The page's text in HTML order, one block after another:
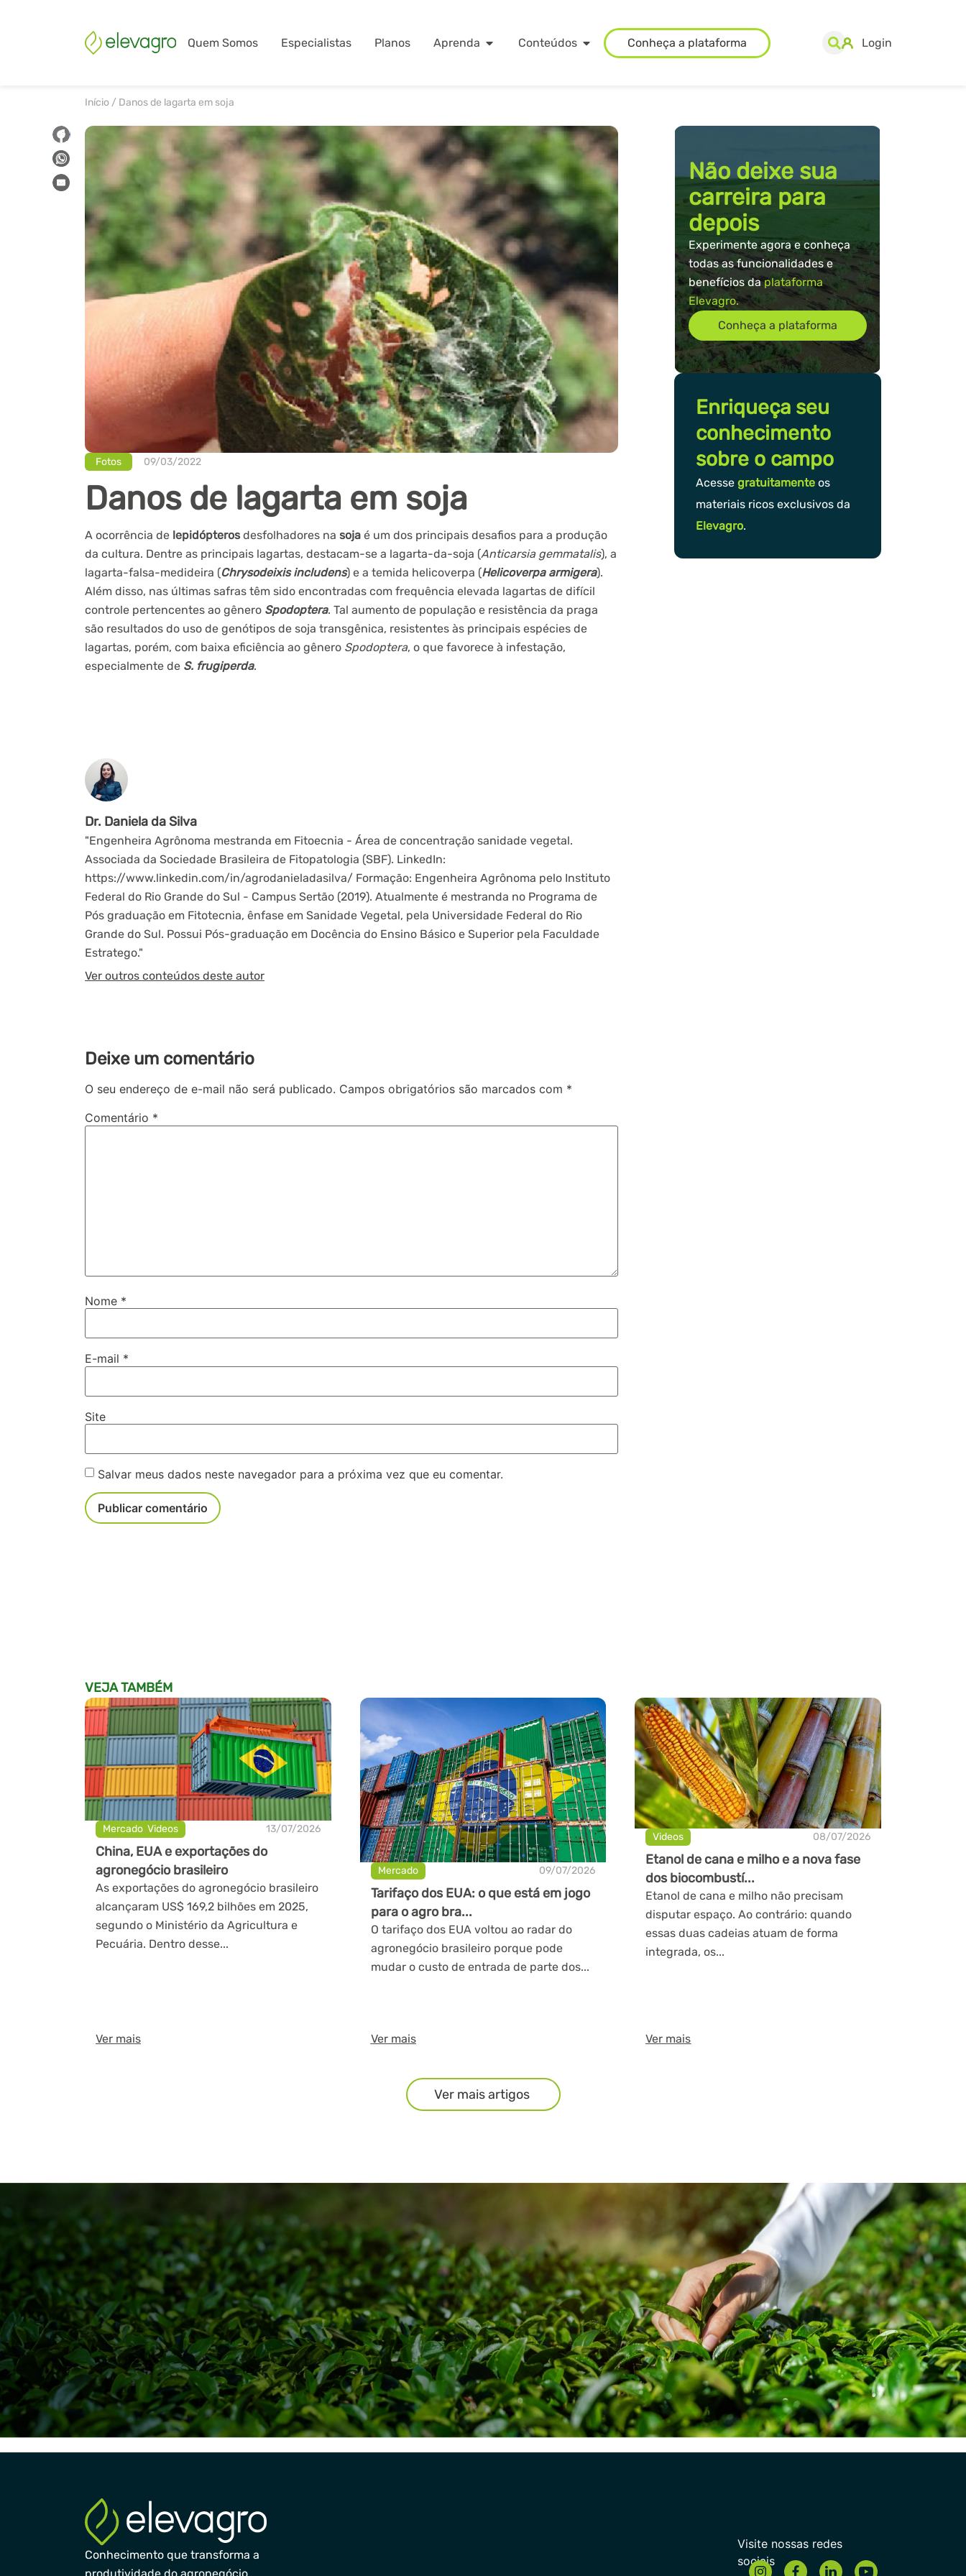
Quem Somos Especialistas Planos Aprenda Conteúdos Conheça a plataforma Login
Início / Danos de lagarta em soja
Fotos 09/03/2022
Danos de lagarta em soja
A ocorrência de lepidópteros desfolhadores na soja é um dos principais desafios para a produção
da cultura. Dentre as principais lagartas, destacam-se a lagarta-da-soja (Anticarsia gemmatalis), a
lagarta-falsa-medideira (Chrysodeixis includens) e a temida helicoverpa (Helicoverpa armigera).
Além disso, nas últimas safras têm sido encontradas com frequência elevada lagartas de difícil
controle pertencentes ao gênero Spodoptera. Tal aumento de população e resistência da praga
são resultados do uso de genótipos de soja transgênica, resistentes às principais espécies de
lagartas, porém, com baixa eficiência ao gênero Spodoptera, o que favorece à infestação,
especialmente de S. frugiperda.
Dr. Daniela da Silva
"Engenheira Agrônoma mestranda em Fitoecnia - Área de concentração sanidade vegetal.
Associada da Sociedade Brasileira de Fitopatologia (SBF). LinkedIn:
https://www.linkedin.com/in/agrodanieladasilva/ Formação: Engenheira Agrônoma pelo Instituto
Federal do Rio Grande do Sul - Campus Sertão (2019). Atualmente é mestranda no Programa de
Pós graduação em Fitotecnia, ênfase em Sanidade Vegetal, pela Universidade Federal do Rio
Grande do Sul. Possui Pós-graduação em Docência do Ensino Básico e Superior pela Faculdade
Estratego."
Ver outros conteúdos deste autor
Deixe um comentário
O seu endereço de e-mail não será publicado. Campos obrigatórios são marcados com *
Comentário *
Nome *
E-mail *
Site
Salvar meus dados neste navegador para a próxima vez que eu comentar.
Não deixe sua
carreira para
depois
Experimente agora e conheça
todas as funcionalidades e
benefícios daplataforma
Elevagro.
Conheça a plataforma
Enriqueça seu
conhecimento
sobre o campo
Acesse gratuitamenteos
materiais ricos exclusivos da
Elevagro.
VEJA TAMBÉM
Mercado,Videos 13/07/2026
China, EUA e exportações do
agronegócio brasileiro
As exportações do agronegócio brasileiro
alcançaram US$ 169,2 bilhões em 2025,
segundo o Ministério da Agricultura e
Pecuária. Dentro desse...
Ver mais
Mercado 09/07/2026
Tarifaço dos EUA: o que está em jogo
para o agro bra...
O tarifaço dos EUA voltou ao radar do
agronegócio brasileiro porque pode
mudar o custo de entrada de parte dos...
Ver mais
Videos 08/07/2026
Etanol de cana e milho e a nova fase
dos biocombustí...
Etanol de cana e milho não precisam
disputar espaço. Ao contrário: quando
essas duas cadeias atuam de forma
integrada, os...
Ver mais
Ver mais artigos
Conhecimento que transforma a
produtividade do agronegócio.